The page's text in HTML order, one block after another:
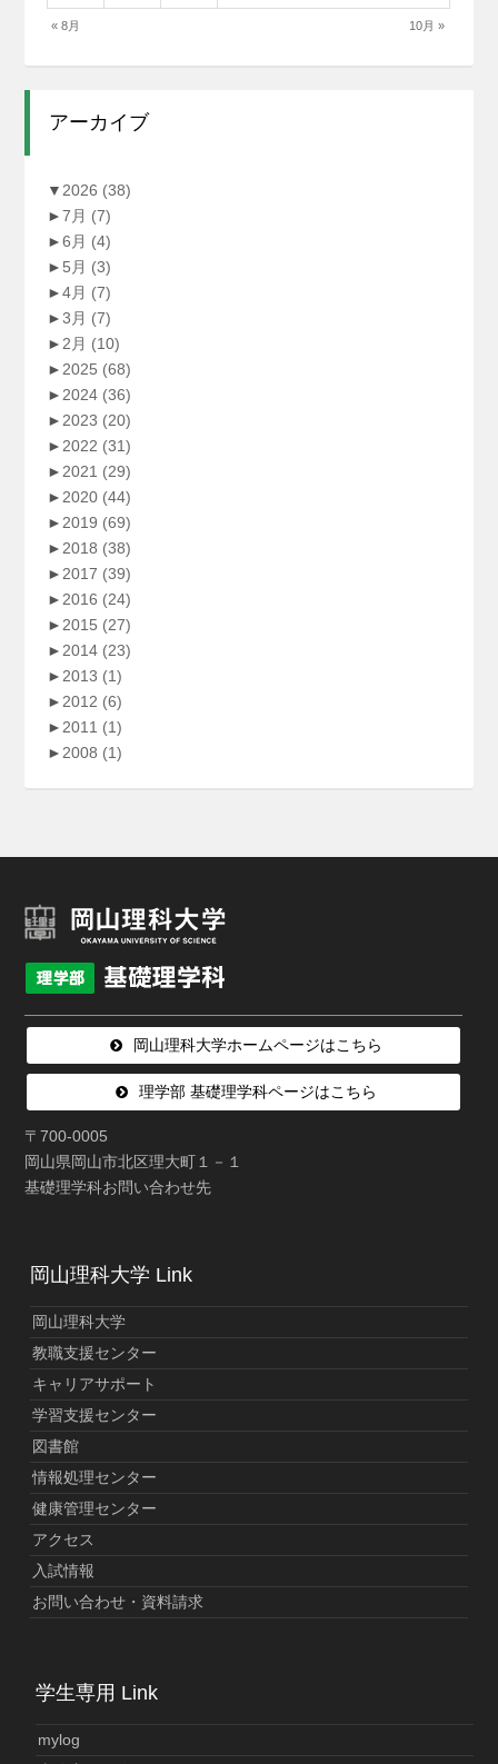
« 8月 10月 »
アーカイブ
▼ 2026 (38)
►7月 (7)
►6月 (4)
► 5月 (3)
►4月 (7)
►3月 (7)
► 2月 (10)
► 2025 (68)
► 2024 (36)
► 2023 (20)
► 2022 (31)
► 2021 (29)
► 2020 (44)
► 2019 (69)
► 2018 (38)
► 2017 (39)
► 2016 (24)
► 2015 (27)
► 2014 (23)
► 2013 (1)
► 2012 (6)
► 2011 (1)
► 2008 (1)
岡山理科大学ホームページはこちら
理学部 基礎理学科ページはこちら
〒700-0005
岡山県岡山市北区理大町１－１
基礎理学科お問い合わせ先
岡山理科大学 Link
岡山理科大学
教職支援センター
キャリアサポート
学習支援センター
図書館
情報処理センター
健康管理センター
アクセス
入試情報
お問い合わせ・資料請求
学生専用 Link
mylog